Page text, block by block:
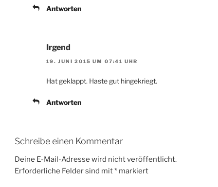
Antworten
Irgend
19. JUNI 2015 UM 07:41 UHR
Hat geklappt. Haste gut hingekriegt.
Antworten
Schreibe einen Kommentar
Deine E-Mail-Adresse wird nicht veröffentlicht.
Erforderliche Felder sind mit* markiert